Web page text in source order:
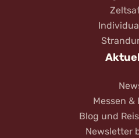
Messen &
Blog und
Newsletter